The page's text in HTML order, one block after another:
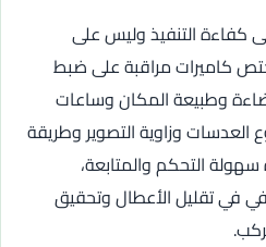
كفاءة التنفيذ وليس على
كاميرات مراقبة على ضبط
وطبيعة المكان وساعات
العدسات وزاوية التصوير وطريقة
التحكم والمتابعة،
في تقليل الأعطال وتحقيق